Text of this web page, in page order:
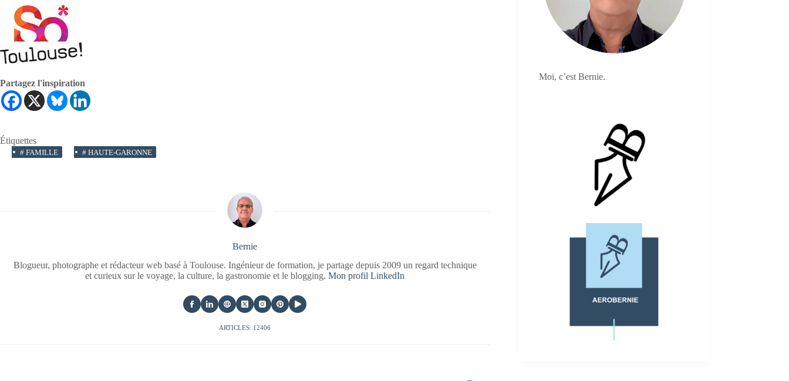
Partagez l'inspiration
Étiquettes
# FAMILLE # HAUTE-GARONNE
Bernie
Blogueur, photographe et rédacteur web basé à Toulouse. Ingénieur de formation, je partage depuis 2009 un regard technique
et curieux sur le voyage, la culture, la gastronomie et le blogging.Mon profil LinkedIn
ARTICLES: 12406
Moi, c’est Bernie.